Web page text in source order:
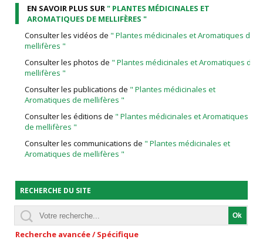
EN SAVOIR PLUS SUR" PLANTES MÉDICINALES ET
AROMATIQUES DE MELLIFÈRES "
Consulter les vidéos de " Plantes médicinales et Aromatiques de
mellifères "
Consulter les photos de " Plantes médicinales et Aromatiques de
mellifères "
Consulter les publications de " Plantes médicinales et
Aromatiques de mellifères "
Consulter les éditions de " Plantes médicinales et Aromatiques
de mellifères "
Consulter les communications de " Plantes médicinales et
Aromatiques de mellifères "
RECHERCHE DU SITE
Recherche avancée / Spécifique